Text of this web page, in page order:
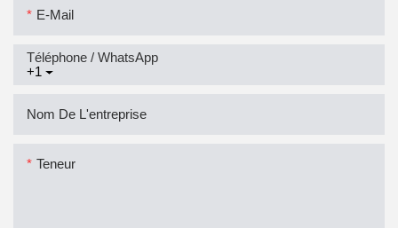
E-Mail
+1
Téléphone / WhatsApp
Nom De L'entreprise
Teneur